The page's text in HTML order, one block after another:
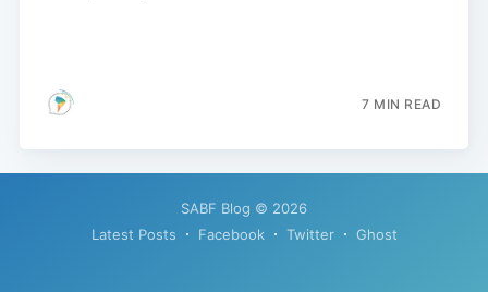
7 MIN READ
SABF Blog © 2026
Latest Posts
Facebook Twitter Ghost